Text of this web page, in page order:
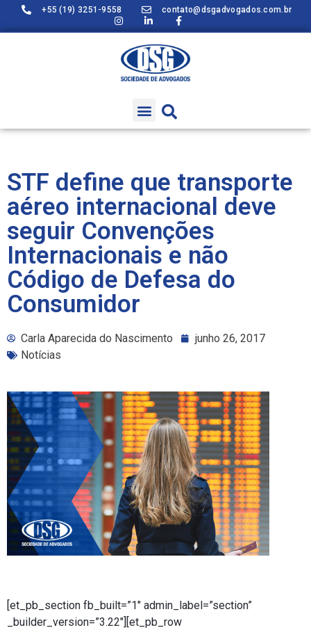
+55 (19) 3251-9558 contato@dsgadvogados.com.br
STF define que transporte
aéreo internacional deve
seguir Convenções
Internacionais e não
Código de Defesa do
Consumidor
Carla Aparecida do Nascimento
junho 26, 2017
Notícias
[et_pb_section fb_built=”1″ admin_label=”section”
_builder_version=”3.22″][et_pb_row